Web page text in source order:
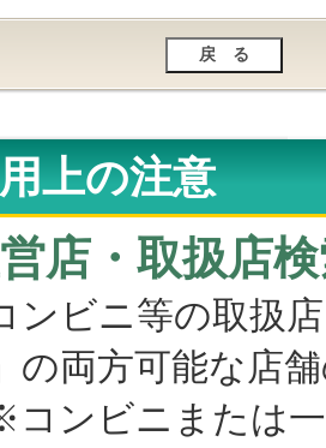
上の注意
営店・取扱店
ビニ等の取扱
の両方可能な店
ビニまたは一